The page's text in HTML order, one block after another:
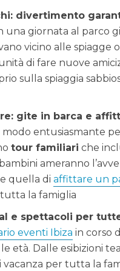
divertimento
giornata al parco
vicino alle spiagge
di fare nuove
sulla spiaggia
gite in barca e
entusiasmante
tour familiari che
ameranno
quella di affittare un
la famiglia
e spettacoli per
eventi Ibiza in corso
età. Dalle esibizioni
vacanza per tutta la